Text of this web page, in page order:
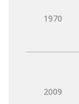
1970
2009